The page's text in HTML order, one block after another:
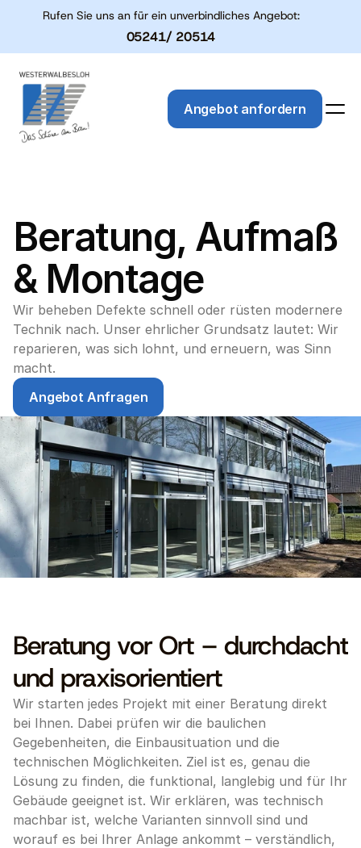
Angebot anfordern
Rufen Sie uns an für ein unverbindliches Angebot:
05241/ 20514
Beratung, Aufmaß
& Montage
Wir beheben Defekte schnell oder rüsten modernere
Technik nach. Unser ehrlicher Grundsatz lautet: Wir
reparieren, was sich lohnt, und erneuern, was Sinn
macht.
Angebot Anfragen
Beratung vor Ort – durchdacht
und praxisorientiert
Wir starten jedes Projekt mit einer Beratung direkt
bei Ihnen. Dabei prüfen wir die baulichen
Gegebenheiten, die Einbausituation und die
technischen Möglichkeiten. Ziel ist es, genau die
Lösung zu finden, die funktional, langlebig und für Ihr
Gebäude geeignet ist. Wir erklären, was technisch
machbar ist, welche Varianten sinnvoll sind und
worauf es bei Ihrer Anlage ankommt – verständlich,